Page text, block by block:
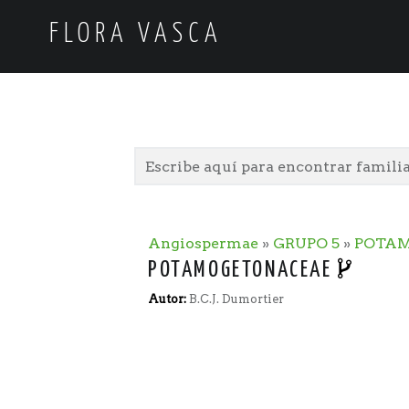
FLORA VASCA
Angiospermae » GRUPO 5 »
POTAMOGETONACEAE
Autor: B.C.J. Dumortier